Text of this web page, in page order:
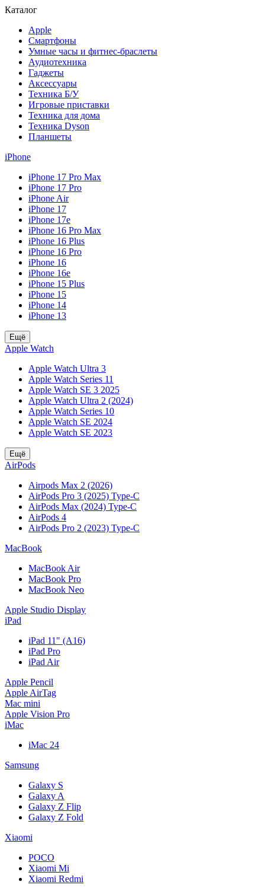
Каталог
Apple
Смартфоны
Умные часы и фитнес-браслеты
Аудиотехника
Гаджеты
Аксессуары
Техника Б/У
Игровые приставки
Техника для дома
Техника Dyson
Планшеты
iPhone
iPhone 17 Pro Max
iPhone 17 Pro
iPhone Air
iPhone 17
iPhone 17e
iPhone 16 Pro Max
iPhone 16 Plus
iPhone 16 Pro
iPhone 16
iPhone 16e
iPhone 15 Plus
iPhone 15
iPhone 14
iPhone 13
Ещё
Apple Watch
Apple Watch Ultra 3
Apple Watch Series 11
Apple Watch SE 3 2025
Apple Watch Ultra 2 (2024)
Apple Watch Series 10
Apple Watch SE 2024
Apple Watch SE 2023
Ещё
AirPods
Airpods Max 2 (2026)
AirPods Pro 3 (2025) Type-C
AirPods Max (2024) Type-C
AirPods 4
AirPods Pro 2 (2023) Type-C
MacBook
MacBook Air
MacBook Pro
MacBook Neo
Apple Studio Display
iPad
iPad 11" (A16)
iPad Pro
iPad Air
Apple Pencil
Apple AirTag
Mac mini
Apple Vision Pro
iMac
iMac 24
Samsung
Galaxy S
Galaxy A
Galaxy Z Flip
Galaxy Z Fold
Xiaomi
POCO
Xiaomi Mi
Xiaomi Redmi